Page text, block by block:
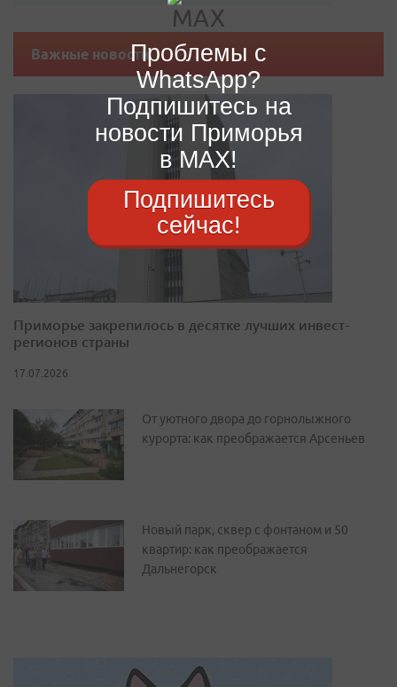
Важные новости
Приморье закрепилось в десятке лучших инвест-
регионов страны
17.07.2026
От уютного двора до горнолыжного
курорта: как преображается Арсеньев
Новый парк, сквер с фонтаном и 50
квартир: как преображается
Дальнегорск
Проблемы с
WhatsApp?
Подпишитесь на
новости Приморья
в MAX!
Подпишитесь
сейчас!